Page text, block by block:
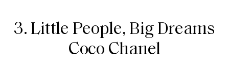
3. Little People, Big Dreams
Coco Chanel